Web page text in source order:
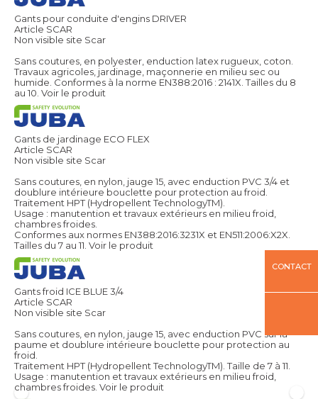
Gants pour conduite d'engins DRIVER
Article SCAR
Non visible site Scar
Sans coutures, en polyester, enduction latex rugueux, coton.
Travaux agricoles, jardinage, maçonnerie en milieu sec ou
humide. Conformes à la norme EN388:2016 : 2141X. Tailles du 8
au 10. Voir le produit
Gants de jardinage ECO FLEX
Article SCAR
Non visible site Scar
Sans coutures, en nylon, jauge 15, avec enduction PVC 3/4 et
doublure intérieure bouclette pour protection au froid.
Traitement HPT (Hydropellent TechnologyTM).
Usage : manutention et travaux extérieurs en milieu froid,
chambres froides.
Conformes aux normes EN388:2016:3231X et EN511:2006:X2X.
Tailles du 7 au 11. Voir le produit
Gants froid ICE BLUE 3/4
Article SCAR
Non visible site Scar
Sans coutures, en nylon, jauge 15, avec enduction PVC sur la
paume et doublure intérieure bouclette pour protection au
froid.
Traitement HPT (Hydropellent TechnologyTM). Taille de 7 à 11.
Usage : manutention et travaux extérieurs en milieu froid,
chambres froides. Voir le produit
CONTACT